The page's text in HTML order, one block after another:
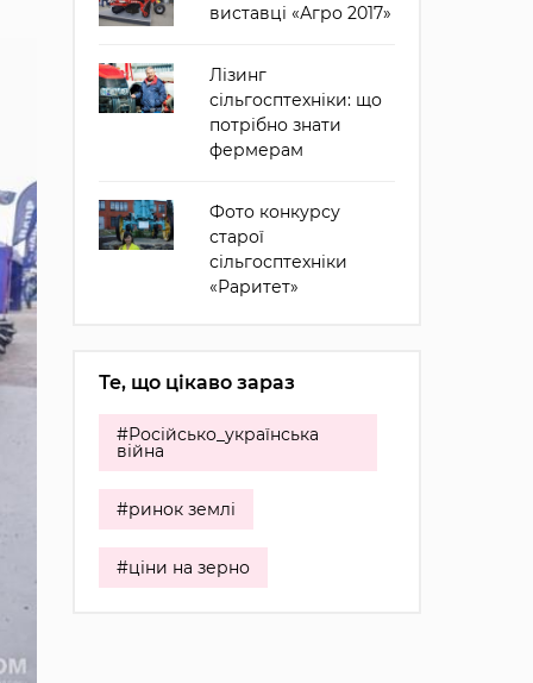
виставці «Агро 2017»
Лізинг
сільгосптехніки: що
потрібно знати
фермерам
Фото конкурсу
старої
сільгосптехніки
«Раритет»
Те, що цікаво зараз
#Російсько_українська
війна
#ринок землі
#ціни на зерно